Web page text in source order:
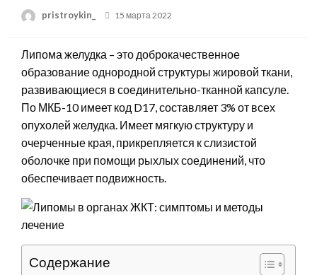
pristroykin_
Posted
15 марта 2022
Липома желудка – это доброкачественное
образование однородной структуры жировой ткани,
развивающиеся в соединительно-тканной капсуле.
По МКБ-10 имеет код D17, составляет 3% от всех
опухолей желудка. Имеет мягкую структуру и
очерченные края, прикрепляется к слизистой
оболочке при помощи рыхлых соединений, что
обеспечивает подвижность.
Содержание